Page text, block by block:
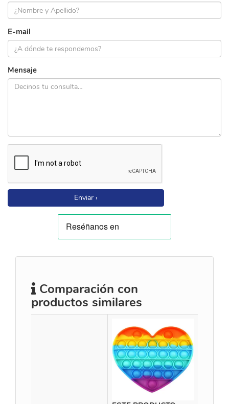
E-mail
Mensaje
Enviar ›
Comparación con
productos similares